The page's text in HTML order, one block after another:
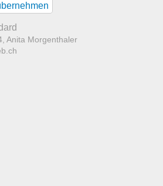
Anita Morgenthaler